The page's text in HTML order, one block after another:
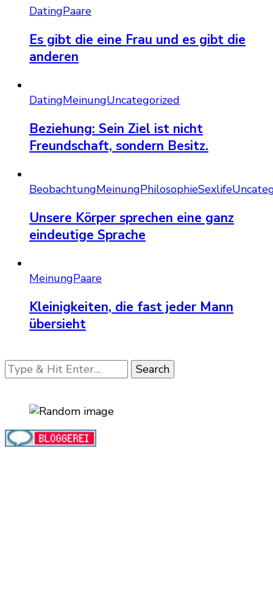
DatingPaare
Es gibt die eine Frau und es gibt die
anderen
DatingMeinungUncategorized
Beziehung: Sein Ziel ist nicht
Freundschaft, sondern Besitz.
BeobachtungMeinungPhilosophieSexlife
Unsere Körper sprechen eine ganz
eindeutige Sprache
MeinungPaare
Kleinigkeiten, die fast jeder Mann
übersieht
Looking
for